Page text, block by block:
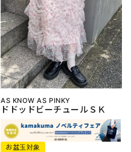
AS KNOW AS PINKY
ドドッドビーチュールＳＫ
お盆玉対象